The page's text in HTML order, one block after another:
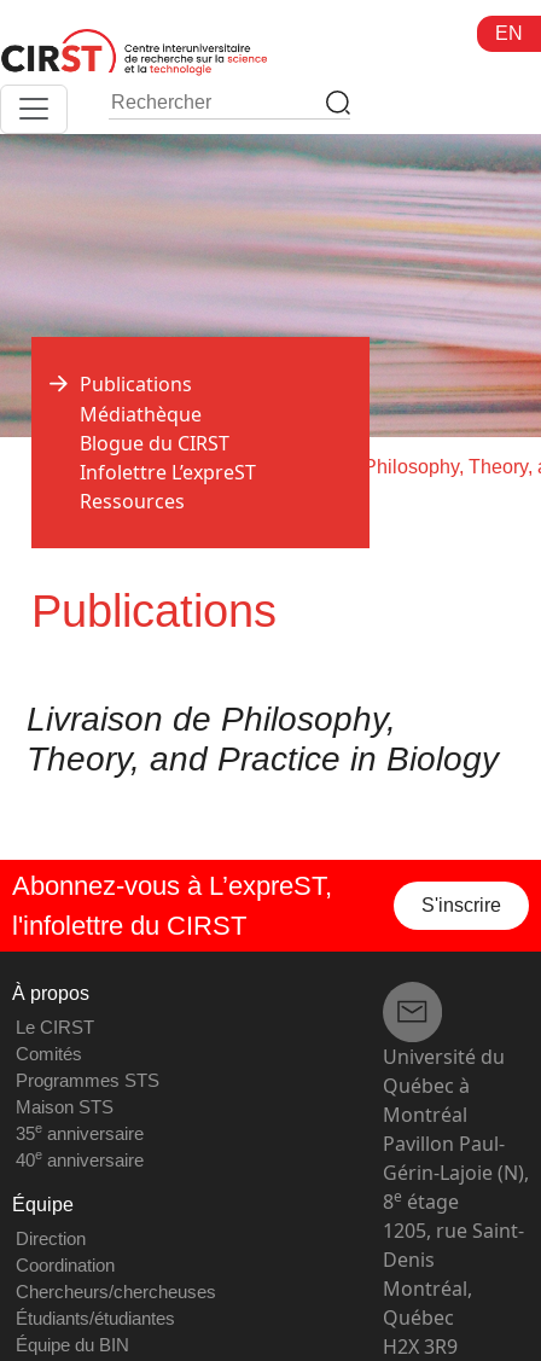
au
contenu
EN
Accueil > Publications >
Publications
Publications
Médiathèque
Blogue du CIRST
Infolettre L’expreST
Ressources
Livraison de Philosophy,
Theory, and Practice in Biology
Abonnez-vous à L’expreST,
l'infolettre du CIRST
S'inscrire
À propos
Le CIRST
Comités
Programmes STS
Maison STS
35eanniversaire
40eanniversaire
Équipe
Direction
Coordination
Chercheurs/chercheuses
Étudiants/étudiantes
Équipe du BIN
Université du
Québec à
Montréal
Pavillon Paul-
Gérin-Lajoie (N),
8e étage
1205, rue Saint-
Denis
Montréal,
Québec
H2X 3R9